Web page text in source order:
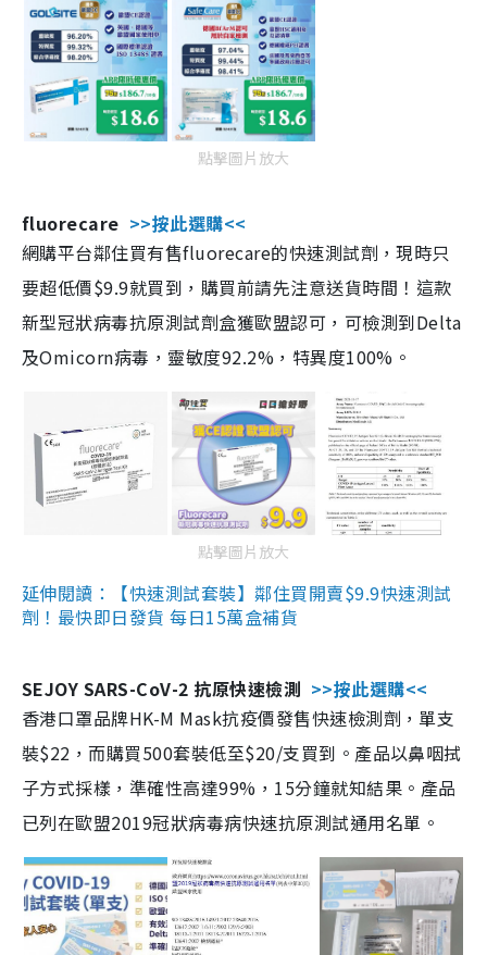
點擊圖片放大
fluorecare >>按此選購<<
網購平台鄰住買有售fluorecare的快速測試劑，現時只
要超低價$9.9就買到，購買前請先注意送貨時間！這款
新型冠狀病毒抗原測試劑盒獲歐盟認可，可檢測到Delta
及Omicorn病毒，靈敏度92.2%，特異度100%。
點擊圖片放大
延伸閱讀：【快速測試套裝】鄰住買開賣$9.9快速測試
劑！最快即日發貨 每日15萬盒補貨
SEJOY SARS-CoV-2 抗原快速檢測 >>按此選購<<
香港口罩品牌HK-M Mask抗疫價發售快速檢測劑，單支
裝$22，而購買500套裝低至$20/支買到。產品以鼻咽拭
子方式採樣，準確性高達99%，15分鐘就知結果。產品
已列在歐盟2019冠狀病毒病快速抗原測試通用名單。